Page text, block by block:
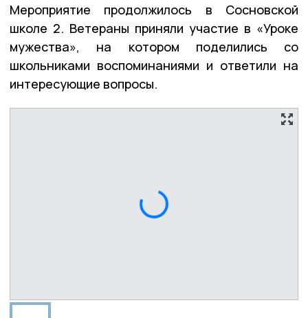
Мероприятие продолжилось в Сосновской
школе 2. Ветераны приняли участие в «Уроке
мужества», на котором поделились со
школьниками воспоминаниями и ответили на
интересующие вопросы.